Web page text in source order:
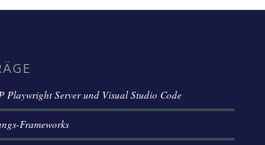
Playwright Server und Visual Studio Code
Frameworks